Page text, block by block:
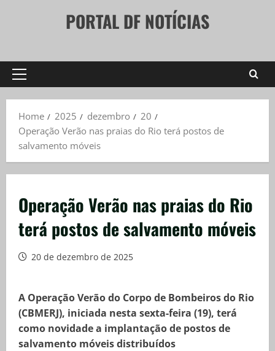
PORTAL DF NOTÍCIAS
Primary
Home
2025 dezembro
20
Operação Verão nas praias do Rio terá postos de
salvamento móveis
Operação Verão nas praias do Rio
terá postos de salvamento móveis
20 de dezembro de 2025
A Operação Verão do Corpo de Bombeiros do Rio
(CBMERJ), iniciada nesta sexta-feira (19), terá
como novidade a implantação de postos de
salvamento móveis distribuídos